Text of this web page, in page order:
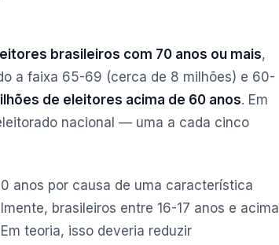
brasileiros com 70 anos ou mais,
a faixa 65-69 (cerca de 8 milhões) e 60-
de eleitores acima de 60 anos. Em
nacional — uma a cada cinco
anos por causa de uma característica
brasileiros entre 16-17 anos e acima
teoria, isso deveria reduzir